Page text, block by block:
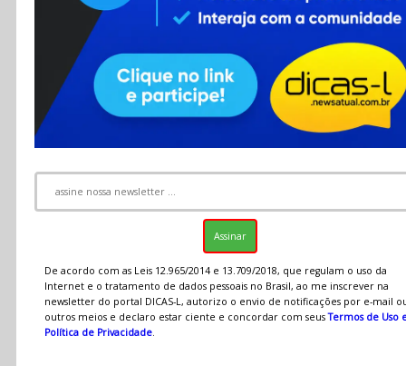
RSS
De acordo com as Leis 12.965/2014 e 13.709/2018, que regulam o uso da
Internet e o tratamento de dados pessoais no Brasil, ao me inscrever na
newsletter do portal DICAS-L, autorizo o envio de notificações por e-mail
outros meios e declaro estar ciente e concordar com seusTermos de Uso
Política de Privacidade.